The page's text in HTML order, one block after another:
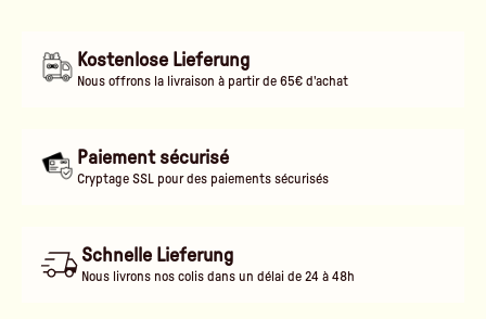
Kostenlose Lieferung
Nous offrons la livraison à partir de 65€ d'achat
Paiement sécurisé
Cryptage SSL pour des paiements sécurisés
Schnelle Lieferung
Nous livrons nos colis dans un délai de 24 à 48h